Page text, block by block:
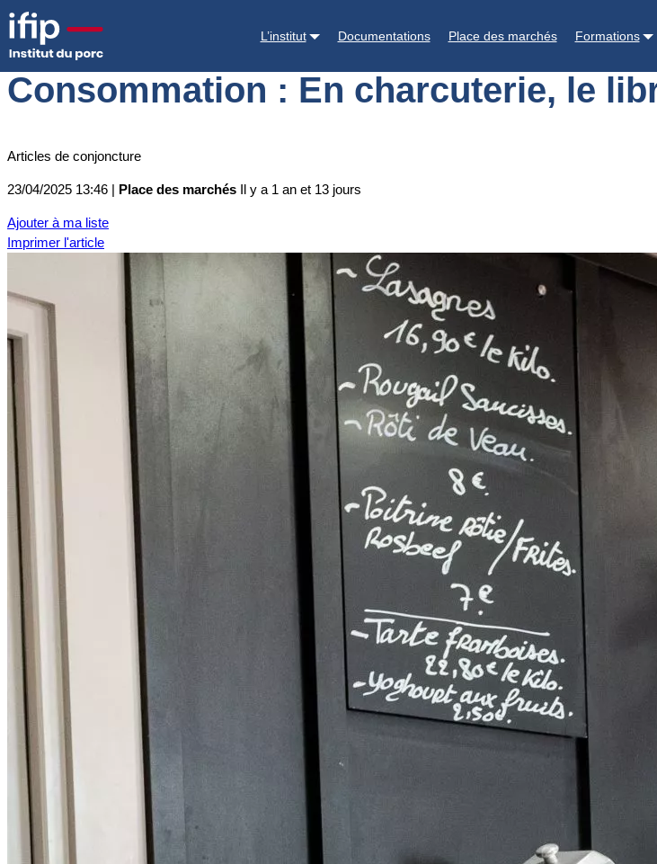
L’institut Documentations Place des marchés Formations
Accueil Place des marchés
Consommation : En charcuterie, le
Articles de conjoncture
23/04/2025 13:46 | Place des marchés Il y a 1 an et 13 jours
Ajouter à ma liste
Imprimer l'article